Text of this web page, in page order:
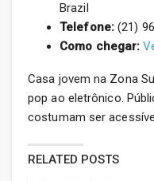
Brazil
Telefone:(21)
Como chegar:
Casa jovem na Zona
pop ao eletrônico.
costumam ser
RELATED POSTS